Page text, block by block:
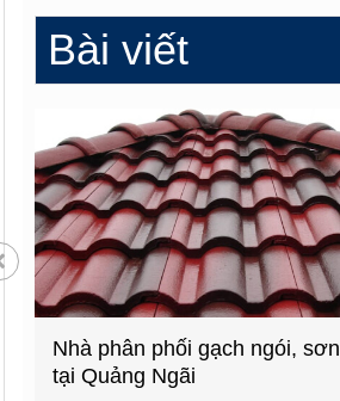
Bài viết
Nhà phân phối gạch ngói, sơn
tại Quảng Ngãi